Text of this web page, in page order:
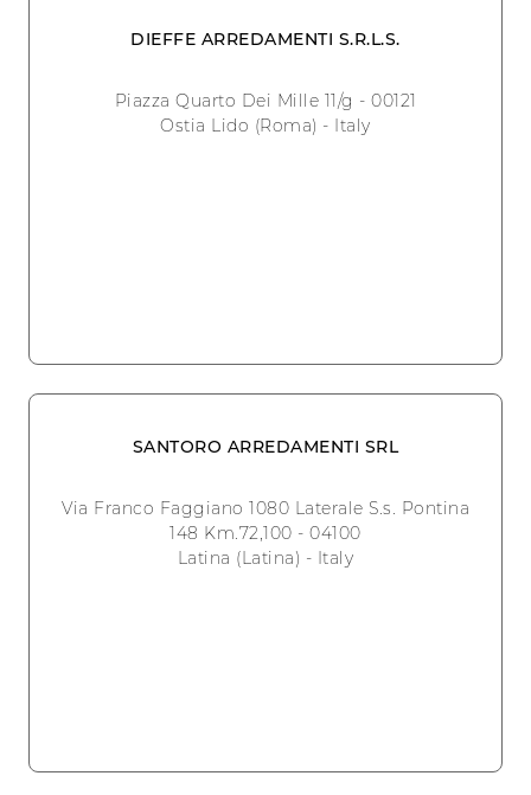
DIEFFE ARREDAMENTI S.R.L.S.
Piazza Quarto Dei Mille 11/g - 00121
Ostia Lido (Roma) - Italy
SANTORO ARREDAMENTI SRL
Via Franco Faggiano 1080 Laterale S.s. Pontina
148 Km.72,100 - 04100
Latina (Latina) - Italy